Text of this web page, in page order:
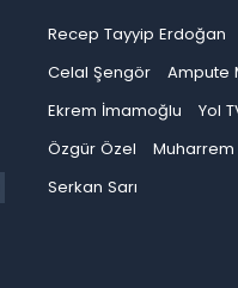
Recep Tayyip Erdoğan
Celal Şengör
Ampute
Ekrem İmamoğlu
Yol
Özgür Özel
Muharrem
Serkan Sarı